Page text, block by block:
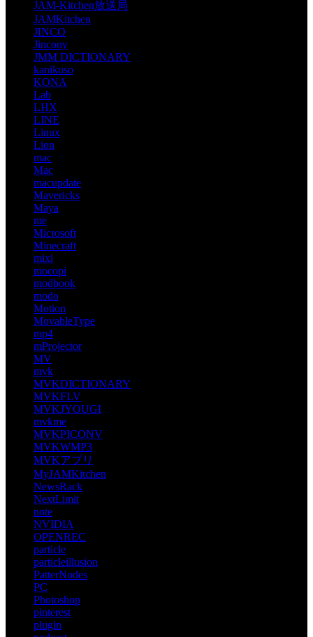
JAM-Kitchen放送局
JAMKitchen
JINCO
Jincony
JMM DICTIONARY
kanikuso
KONA
Lab
LHX
LINE
Linux
Lion
mac
Mac
macupdate
Mavericks
Maya
me
Microsoft
Minecraft
mixi
mocopi
modbook
modo
Motion
MovableType
mp4
mProjector
MV
mvk
MVKDICTIONARY
MVKFLV
MVKJYOUGI
mvkme
MVKPICONV
MVKWMP3
MVKアプリ
MyJAMKitchen
NewsRack
NextLimit
note
NVIDIA
OPENREC
particle
particleillusion
PatterNodes
PC
Photoshop
pinterest
plugin